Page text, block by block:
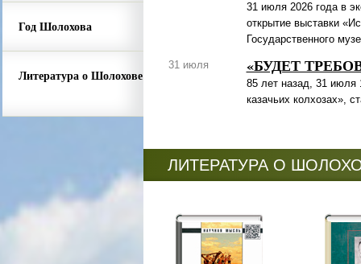
Год Шолохова
Литература о Шолохове
31 июля 2026 года в
открытие выставки
Государственного
31 июля «БУДЕТ
85 лет назад, 31 июля
казачьих колхозах»,
ЛИТЕРАТУРА О